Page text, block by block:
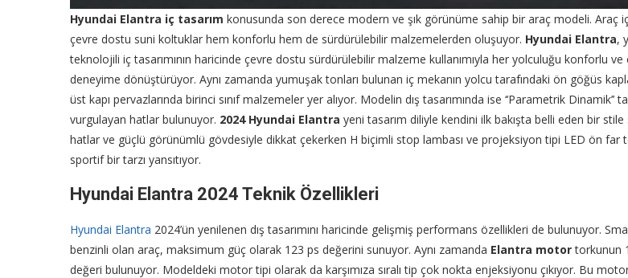
Hyundai Elantra iç tasarım konusunda son derece modern ve şık görünüme sahip bir araç modeli. Araç
çevre dostu suni koltuklar hem konforlu hem de sürdürülebilir malzemelerden oluşuyor. Hyundai Elantra,
teknolojili iç tasarımının haricinde çevre dostu sürdürülebilir malzeme kullanımıyla her yolculuğu konforlu ve
deneyime dönüştürüyor. Aynı zamanda yumuşak tonları bulunan iç mekanın yolcu tarafındaki ön göğüs
üst kapı pervazlarında birinci sınıf malzemeler yer alıyor. Modelin dış tasarımında ise ‘‘Parametrik Dinamik’’
vurgulayan hatlar bulunuyor. 2024 Hyundai Elantra yeni tasarım diliyle kendini ilk bakışta belli eden bir stile
hatlar ve güçlü görünümlü gövdesiyle dikkat çekerken H biçimli stop lambası ve projeksiyon tipi LED ön far
sportif bir tarzı yansıtıyor.
Hyundai Elantra 2024 Teknik Özellikleri
Hyundai Elantra 2024’ün yenilenen dış tasarımını haricinde gelişmiş performans özellikleri de bulunuyor.
benzinli olan araç, maksimum güç olarak 123 ps değerini sunuyor. Aynı zamanda Elantra motortorkunun
değeri bulunuyor. Modeldeki motor tipi olarak da karşımıza sıralı tip çok nokta enjeksiyonu çıkıyor. Bu